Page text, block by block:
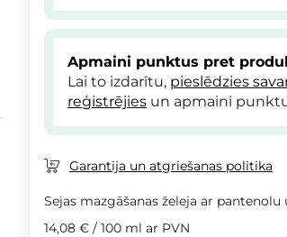
Apmaini punktus pret
Lai to izdarītu, pieslēdzies
reģistrējies un apmaini
Garantija un atgriešanas politika
Sejas mazgāšanas želeja ar
14,08 € / 100 ml ar PVN